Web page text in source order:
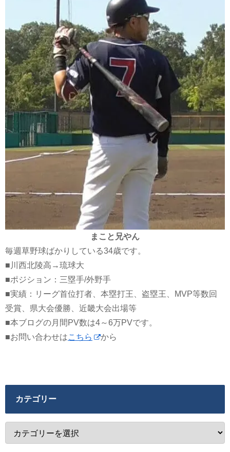
まこと兄やん
毎週草野球ばかりしている34歳です。
■川西北陵高→琉球大
■ポジション：三塁手/外野手
■実績：リーグ首位打者、本塁打王、盗塁王、MVP等数回
受賞、県大会優勝、近畿大会出場等
■本ブログの月間PV数は4～6万PVです。
■お問い合わせはこちら から
カテゴリー